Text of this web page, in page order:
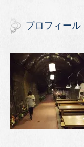
プロフィール